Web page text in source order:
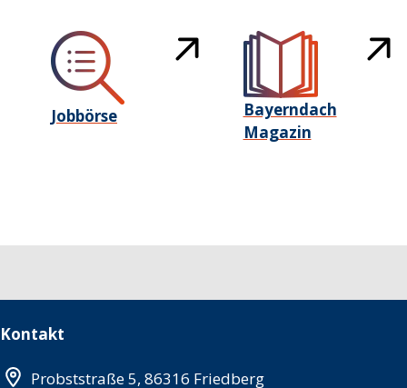
Jobbörse
Bayerndach
Magazin
Kontakt
Probststraße 5, 86316 Friedberg